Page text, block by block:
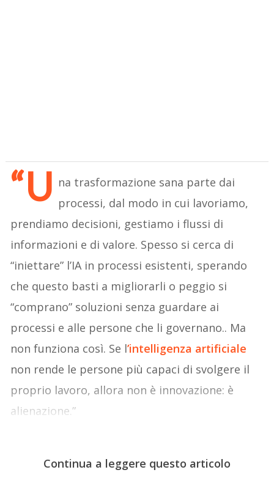
“U na trasformazione sana parte dai
processi, dal modo in cui lavoriamo,
prendiamo decisioni, gestiamo i flussi di
informazioni e di valore. Spesso si cerca di
“iniettare” l’IA in processi esistenti, sperando
che questo basti a migliorarli o peggio si
“comprano” soluzioni senza guardare ai
processi e alle persone che li governano.. Ma
non funziona così. Se l’intelligenza artificiale
non rende le persone più capaci di svolgere il
proprio lavoro, allora non è innovazione: è
alienazione.”
Continua a leggere questo articolo